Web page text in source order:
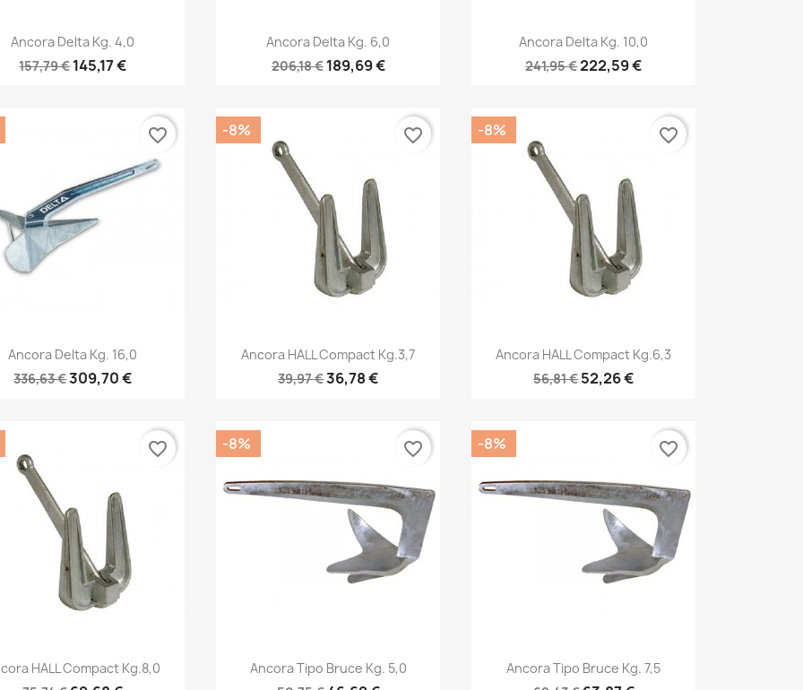
Anteprima
Ancora Delta Kg. 4,0
157,79 €145,17 €
Anteprima
Ancora Delta Kg. 6,0
206,18 € 189,69 €
Anteprima
Ancora Delta Kg. 10,0
241,95 €222,59 €
Anteprima
Ancora Delta Kg. 16,0
336,63 €309,70 €
favorite_border
Anteprima
Ancora HALL Compact Kg.3,7
39,97 €36,78 €
-8% favorite_border
Anteprima
Ancora HALL Compact Kg.6,3
56,81 €52,26 €
-8% favorite_border
Anteprima
HALL Compact Kg.8,0
favorite_border
Anteprima
Ancora Tipo Bruce Kg. 5,0
-8% favorite_border
Anteprima
Ancora Tipo Bruce Kg. 7,5
-8% favorite_border